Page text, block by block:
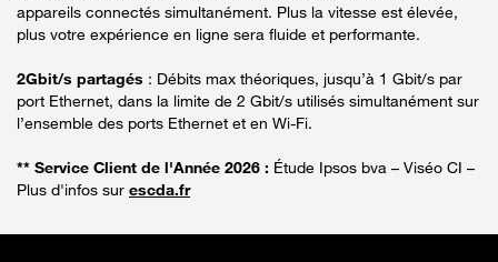
appareils connectés simultanément. Plus la vitesse est élevée,
plus votre expérience en ligne sera fluide et performante.
2Gbit/s partagés : Débits max théoriques, jusqu’à 1 Gbit/s par
port Ethernet, dans la limite de 2 Gbit/s utilisés simultanément sur
l’ensemble des ports Ethernet et en Wi-Fi.
** Service Client de l'Année 2026 : Étude Ipsos bva – Viséo CI –
Plus d'infos sur escda.fr